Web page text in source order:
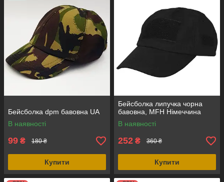
Бейсболка dpm бавовна UA
В наявності
99 ₴ 180 ₴
Купити
Бейсболка липучка чорна
бавовна, MFH Німеччина
В наявності
252 ₴ 360 ₴
Купити